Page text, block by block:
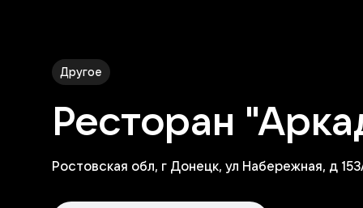
Другое
Ресторан
Ростовская обл, г Донецк, ул Набережная, д